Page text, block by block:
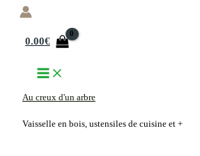
Aller
0.00€
Au creux d'un arbre
Vaisselle en bois, ustensiles de cuisine et +